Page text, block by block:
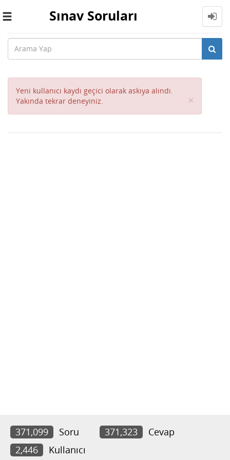
Toggle
Sınav Soruları
Yeni kullanıcı kaydı geçici olarak askıya alındı.
Yakında tekrar deneyiniz.
×
371,099 Soru 371,323
Cevap
2,446
Kullanıcı